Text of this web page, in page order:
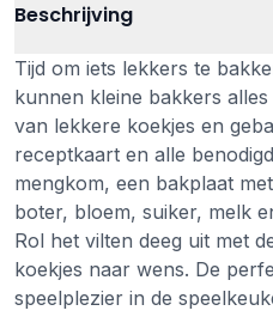
Beschrijving
Tijd om iets lekkers te
kunnen kleine bakkers
van lekkere koekjes en
receptkaart en alle
mengkom, een bakplaat
boter, bloem, suiker, melk
Rol het vilten deeg uit met
koekjes naar wens. De
speelplezier in de